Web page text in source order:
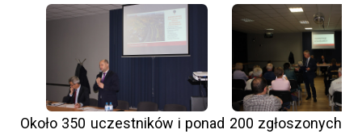
Około 350 uczestników i ponad 200 zgłoszonych